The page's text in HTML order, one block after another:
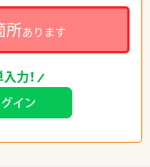
所あります
力！